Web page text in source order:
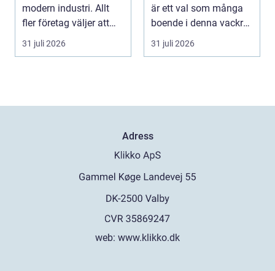
modern industri. Allt
fler företag väljer att
lägga ut...
31 juli 2026
är ett val som många
boende i denna vackra
del av Sverige gör fö...
31 juli 2026
Adress
web: www.klikko.dk